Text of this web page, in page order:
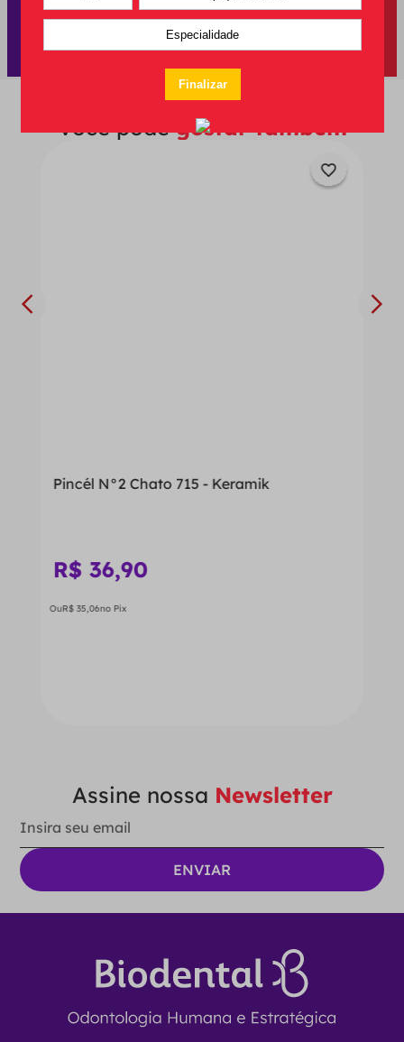
Você podegostar também
Pincél N°2 Chato 715 - Keramik
R$ 36,90
OuR$ 35,06no Pix
Assine nossa Newsletter